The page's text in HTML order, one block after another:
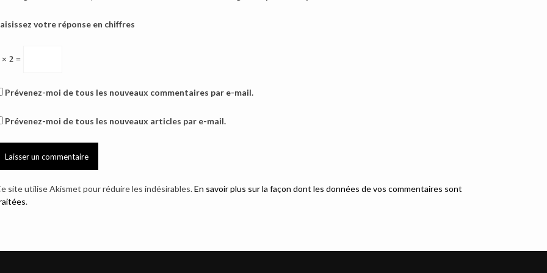
votre réponse en chiffres
× 2 =
Prévenez-moi de tous les nouveaux commentaires par e-mail.
Prévenez-moi de tous les nouveaux articles par e-mail.
site utilise Akismet pour réduire les indésirables.En savoir plus sur la façon dont les données de vos commentaires sont
.